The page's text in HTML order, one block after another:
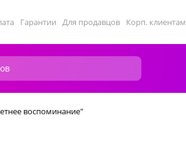
Гарантии Для продавцов Корп. клиентам
воспоминание"